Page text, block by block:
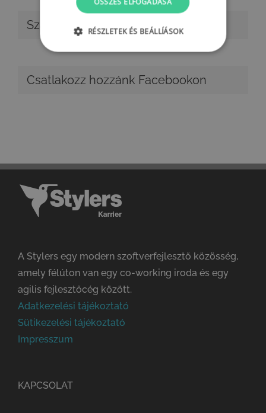
Szabad pozícióink
Csatlakozz hozzánk Facebookon
A Stylers egy modern szoftverfejlesztő közösség,
amely félúton van egy co-working iroda és egy
agilis fejlesztőcég között.
Adatkezelési tájékoztató
Sütikezelési tájékoztató
Impresszum
KAPCSOLAT
RÉSZLETEK ÉS BEÁLLÍÁSOK